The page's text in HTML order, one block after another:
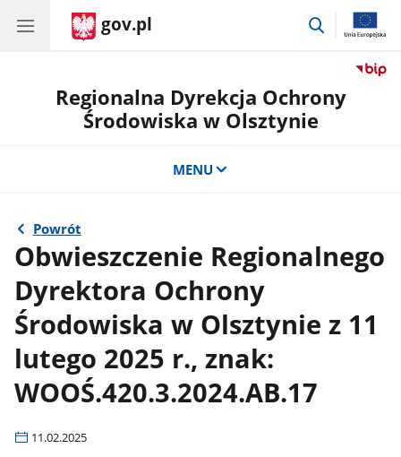
gov.pl
przejdź
Regionalna Dyrekcja Ochrony
Środowiska w Olsztynie
MENU
Powrót
Obwieszczenie Regionalnego
Dyrektora Ochrony
Środowiska w Olsztynie z 11
lutego 2025 r., znak:
WOOŚ.420.3.2024.AB.17
11.02.2025